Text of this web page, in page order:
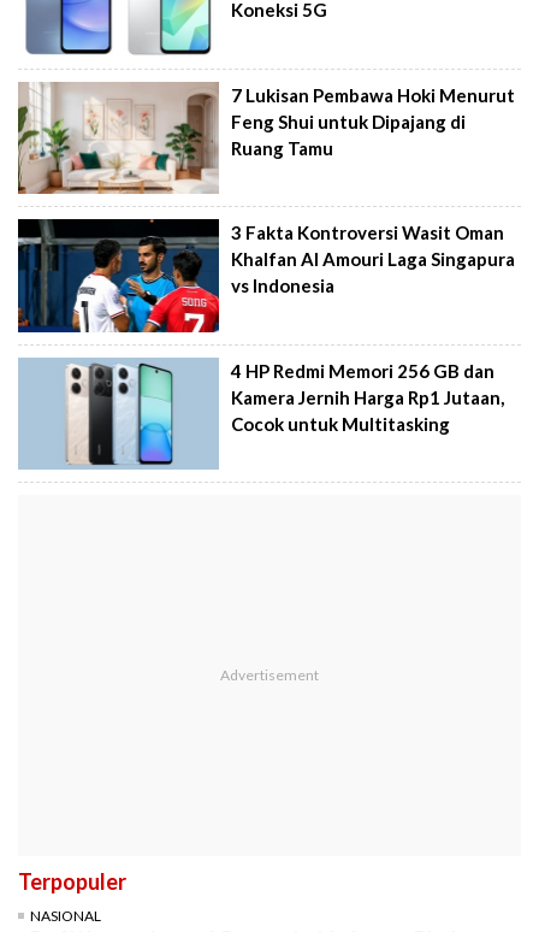
Koneksi 5G
7 Lukisan Pembawa Hoki Menurut
Feng Shui untuk Dipajang di
Ruang Tamu
3 Fakta Kontroversi Wasit Oman
Khalfan Al Amouri Laga Singapura
vs Indonesia
4 HP Redmi Memori 256 GB dan
Kamera Jernih Harga Rp1 Jutaan,
Cocok untuk Multitasking
Terpopuler
NASIONAL